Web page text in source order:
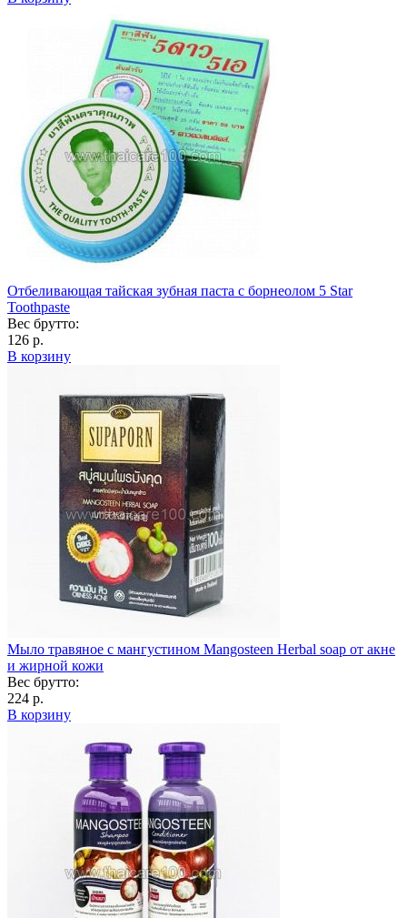
Отбеливающая тайская зубная паста с борнеолом 5 Star
Toothpaste
Вес брутто:
126 р.
В корзину
Мыло травяное с мангустином Mangosteen Herbal soap от акне
и жирной кожи
Вес брутто:
224 р.
В корзину